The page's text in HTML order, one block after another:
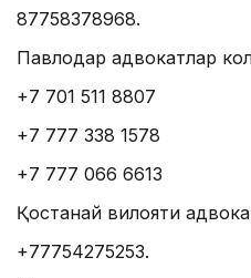
87758378968.
Павлодар адвокатлар
+7 701 511 8807
+7 777 338 1578
+7 777 066 6613
Қостанай вилояти
+77754275253.